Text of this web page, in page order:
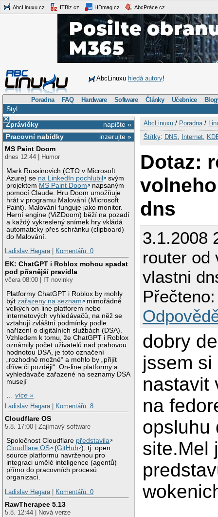
AbcLinuxu.cz ITBiz.cz HDmag.cz AbcPráce.cz
AbcLinuxu hledá autory!
Poradna FAQ Hardware Software Články Učebnice
Styl
×
napište »
Zprávičky
inzerujte »
Pracovní nabídky
MS Paint Doom
dnes 12:44 | Humor
Mark Russinovich (CTO v Microsoft
Azure) se na LinkedIn pochlubil
svým
projektem MS Paint Doom
napsaným
pomocí Claude. Hru Doom umožňuje
hrát v programu Malování (Microsoft
Paint). Malování funguje jako monitor.
Herní engine (ViZDoom) běží na pozadí
a každý vykreslený snímek hry vkládá
automaticky přes schránku (clipboard)
do Malování.
Ladislav Hagara| Komentářů: 0
EK: ChatGPT i Roblox mohou spadat
pod přísnější pravidla
včera 08:00 | IT novinky
Platformy ChatGPT i Roblox by mohly
býtzařazeny na seznam
mimořádně
velkých on-line platforem nebo
internetových vyhledávačů, na něž se
vztahují zvláštní podmínky podle
nařízení o digitálních službách (DSA).
Vzhledem k tomu, že ChatGPT i Roblox
oznámily počet uživatelů nad prahovou
hodnotou DSA, je toto označení
„rozhodně možné“ a mohlo by „přijít
dříve či později“. On-line platformy a
vyhledávače zařazené na seznamy DSA
musejí
…více »
Ladislav Hagara
Komentářů: 8
Cloudflare OS
5.8. 17:00 | Zajímavý software
Společnost Cloudflare představila
Cloudflare OS
(GitHub ), tj. open
source platformu navrženou pro
integraci umělé inteligence (agentů)
přímo do pracovních procesů
organizací.
Ladislav Hagara
Komentářů: 0
RawTherapee 5.13
5.8. 12:44 | Nová verze
AbcLinuxu:/ Poradna/
Štítky: DNS Internet,
Dotaz:
dns
3.1.2008
router od
vlastni
dobry
jssem si
nastavit
na
opsluhu
site.Mel